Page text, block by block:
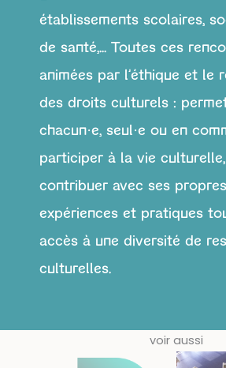
établissements scolaires,
de santé,... Toutes ces
animées par l’éthique et le
des droits culturels :
chacun·e, seul·e ou en
participer à la vie culturelle,
contribuer avec ses
expériences et pratiques
accès à une diversité de
culturelles.
voir aussi